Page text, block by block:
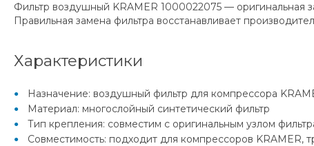
Фильтр воздушный KRAMER 1000022075 — оригинальная
Правильная замена фильтра восстанавливает
Характеристики
Назначение: воздушный фильтр для компрессора
Материал: многослойный синтетический фильтр
Тип крепления: совместим с оригинальным узлом
Совместимость: подходит для компрессоров KRAMER,